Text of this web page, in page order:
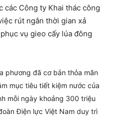
các Công ty Khai thác công
rút ngắn thời gian xả
vụ gieo cấy lúa đông
phương đã cơ bản thỏa mãn
mục tiêu tiết kiệm nước của
mỗi ngày khoảng 300 triệu
Điện lực Việt Nam duy trì